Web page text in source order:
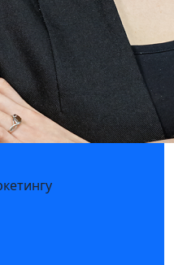
и обеспечить